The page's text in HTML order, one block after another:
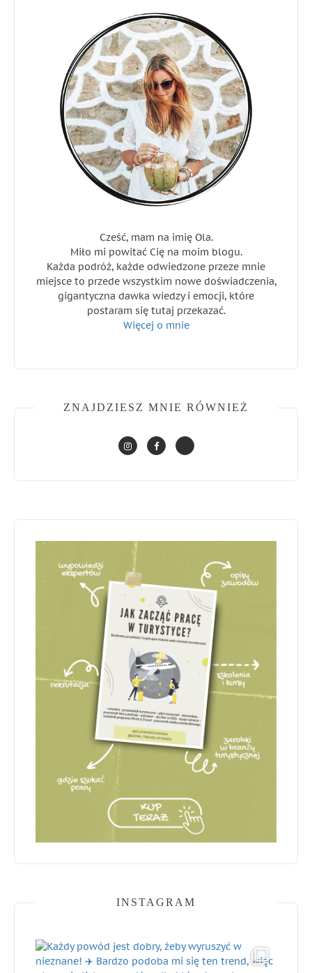
Cześć, mam na imię Ola.
Miło mi powitać Cię na moim blogu.
Każda podróż, każde odwiedzone przeze mnie
miejsce to przede wszystkim nowe doświadczenia,
gigantyczna dawka wiedzy i emocji, które
postaram się tutaj przekazać.
Więcej o mnie
ZNAJDZIESZ MNIE RÓWNIEŻ
INSTAGRAM